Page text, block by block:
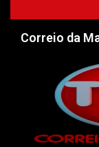
Correio da